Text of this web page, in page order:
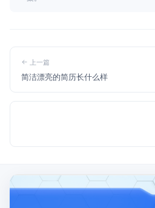
上一篇
简洁漂亮的简历长什么样